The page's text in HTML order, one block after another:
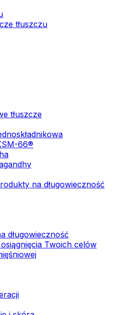
tłuszczu
tłuszcze
66®
na długowieczność
długowieczność
Twoich celów